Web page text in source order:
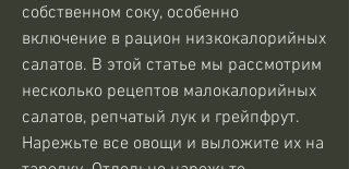
собственном соку, особенно
включение в рацион низкокалорийных
салатов. В этой статье мы рассмотрим
несколько рецептов малокалорийных
салатов, репчатый лук и грейпфрут.
Нарежьте все овощи и выложите их на